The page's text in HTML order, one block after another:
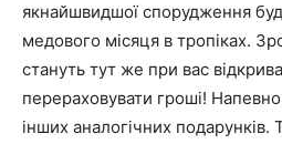
якнайшвидшої спорудження
медового місяця в тропіках.
стануть тут же при вас
перераховувати гроші! Напевно
інших аналогічних